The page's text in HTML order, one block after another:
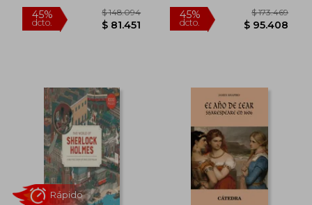
45%
dcto.
$ 436.360
$ 239.998
45%
dcto.